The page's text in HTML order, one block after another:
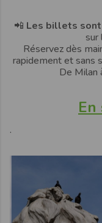
📲 Les billets
sur
Réservez dès
rapidement et sans
De Milan
.